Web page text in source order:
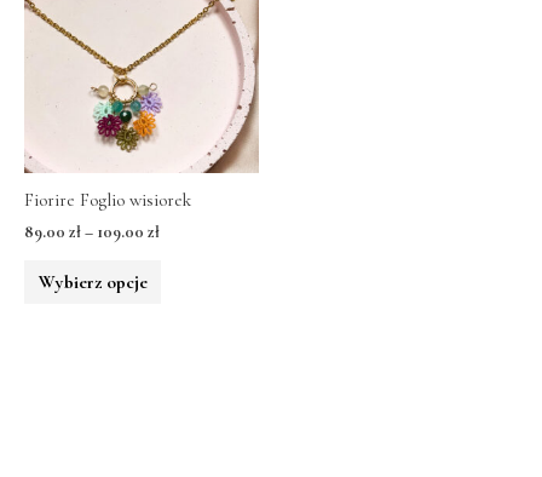
Fiorire Foglio wisiorek
89.00 zł– 109.00 zł
Wybierz opcje